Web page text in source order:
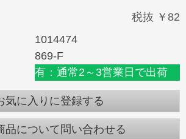
税抜 ￥82
1014474
869-F
有：通常2～3営業日で出荷
気に入りに登録する
品について問い合わせる